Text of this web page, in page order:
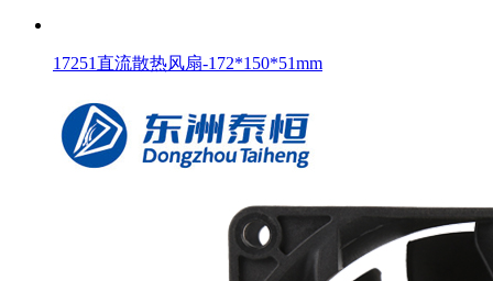
17251直流散热风扇-172*150*51mm